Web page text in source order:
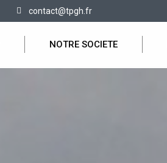
contact@tpgh.fr
NOTRE SOCIETE